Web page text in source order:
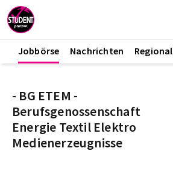
Jobbörse Nachrichten Regional
- BG ETEM -
Berufsgenossenschaft
Energie Textil Elektro
Medienerzeugnisse